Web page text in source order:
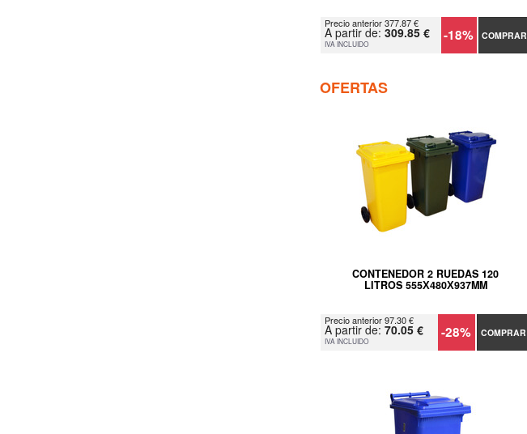
Precio anterior 377.87 €
A partir de: 309.85 €
IVA INCLUIDO -18% COMPRAR
OFERTAS
CONTENEDOR 2 RUEDAS 120
LITROS 555Х480Х937MM
Precio anterior 97.30 €
A partir de: 70.05 €
IVA INCLUIDO -28% COMPRAR